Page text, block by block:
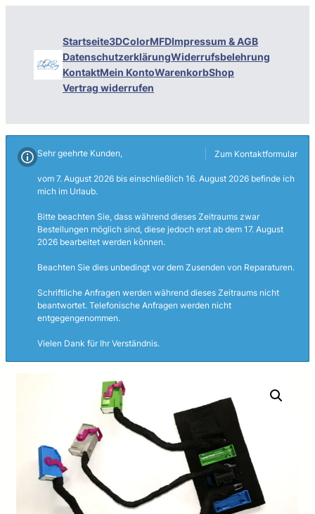
Startseite3DColorMFDImpressum & AGB
DatenschutzerklärungWiderrufsbelehrung
KontaktMein KontoWarenkorbShop
Vertrag widerrufen
Zum Kontaktformular
Sehr geehrte Kunden,
vom 7. August 2026 bis einschließlich 16. August 2026 befinde ich
mich im Urlaub.
Bitte beachten Sie, dass während dieses Zeitraums zwar
Bestellungen möglich sind, diese jedoch erst ab dem 17. August
2026 bearbeitet werden können.
Beachten Sie dies unbedingt vor dem Zusenden von Reparaturen.
Schriftliche Anfragen werden während dieses Zeitraums nicht
beantwortet. Telefonische Anfragen werden nicht
entgegengenommen.
Vielen Dank für Ihr Verständnis.